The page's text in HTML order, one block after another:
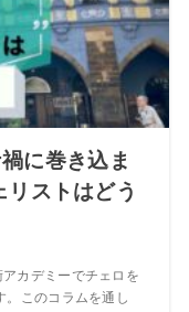
に巻き込ま
ストはどう
カデミーでチェロを
。このコラムを通し